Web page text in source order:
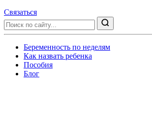
Связаться
Беременность по неделям
Как назвать ребенка
Пособия
Блог